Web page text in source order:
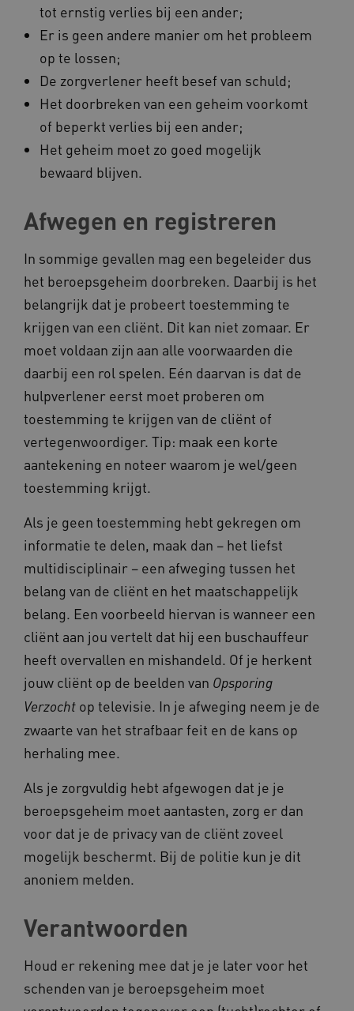
tot ernstig verlies bij een ander;
Er is geen andere manier om het probleem
op te lossen;
De zorgverlener heeft besef van schuld;
Het doorbreken van een geheim voorkomt
of beperkt verlies bij een ander;
Het geheim moet zo goed mogelijk
bewaard blijven.
Afwegen en registreren
In sommige gevallen mag een begeleider dus
het beroepsgeheim doorbreken. Daarbij is het
belangrijk dat je probeert toestemming te
krijgen van een cliënt. Dit kan niet zomaar. Er
moet voldaan zijn aan alle voorwaarden die
daarbij een rol spelen. Eén daarvan is dat de
hulpverlener eerst moet proberen om
toestemming te krijgen van de cliënt of
vertegenwoordiger. Tip: maak een korte
aantekening en noteer waarom je wel/geen
toestemming krijgt.
Als je geen toestemming hebt gekregen om
informatie te delen, maak dan – het liefst
multidisciplinair – een afweging tussen het
belang van de cliënt en het maatschappelijk
belang. Een voorbeeld hiervan is wanneer een
cliënt aan jou vertelt dat hij een buschauffeur
heeft overvallen en mishandeld. Of je herkent
jouw cliënt op de beelden van Opsporing
Verzocht op televisie. In je afweging neem je de
zwaarte van het strafbaar feit en de kans op
herhaling mee.
Als je zorgvuldig hebt afgewogen dat je je
beroepsgeheim moet aantasten, zorg er dan
voor dat je de privacy van de cliënt zoveel
mogelijk beschermt. Bij de politie kun je dit
anoniem melden.
Verantwoorden
Houd er rekening mee dat je je later voor het
schenden van je beroepsgeheim moet
Amazon.com Inc.
a594.kennispleingehandicaptensector.nl
UMB_SESSION www.kennispleingehandicaptensector.nl
ARRAffinitySameSite
Microsoft Corporation
Naam Provider /Domein
_ga
Google LLC
.kennispleingehandicaptensector.nl
_ga_NWZZME161M .kennispleingehandicaptensector.nl
ga_session_duration www.kennispleingehandicaptensector.nl
FPID
BCSessionID www.kennispleingehandicaptensector.nl
a594.kennispleingehandicaptensector.nl
VISITOR_INFO1_LIVE
Google LLC